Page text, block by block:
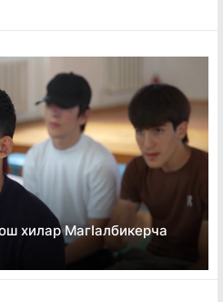
хилар Магӏалбикерча